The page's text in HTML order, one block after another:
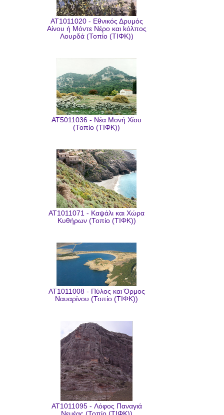
AT1011020 - Εθνικός Δρυμός
Αίνου ή Μόντε Νέρο και kόλπος
Λουρδά (Τοπίο (ΤΙΦΚ))
AT5011036 - Νέα Μονή Χίου
(Τοπίο (ΤΙΦΚ))
AT1011071 - Καψάλι και Χώρα
Κυθήρων (Τοπίο (ΤΙΦΚ))
AT1011008 - Πύλος και Όρμος
Ναυαρίνου (Τοπίο (ΤΙΦΚ))
AT1011095 - Λόφος Παναγιά